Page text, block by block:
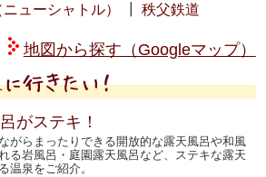
ューシャトル）
┃秩父鉄道
地図から探す（Googleマップ）
がステキ！
がらまったりできる開放的な露天風呂や和風
る岩風呂・庭園露天風呂など、ステキな露天
温泉をご紹介。